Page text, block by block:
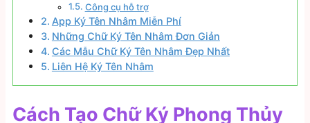
Công cụ hỗ trợ
App Ký Tên Nhâm Miễn Phí
Những Chữ Ký Tên Nhâm Đơn Giản
Các Mẫu Chữ Ký Tên Nhâm Đẹp Nhất
Liên Hệ Ký Tên Nhâm
Cách Tạo Chữ Ký Phong Thủy